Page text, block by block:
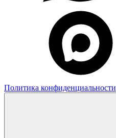
Политика конфиденциальности